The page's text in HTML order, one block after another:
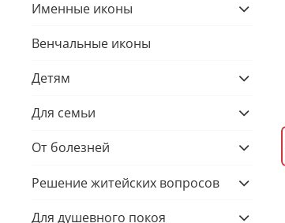
Именные иконы
Венчальные иконы
Детям
Для семьи
От болезней
Решение житейских вопросов
Для душевного покоя